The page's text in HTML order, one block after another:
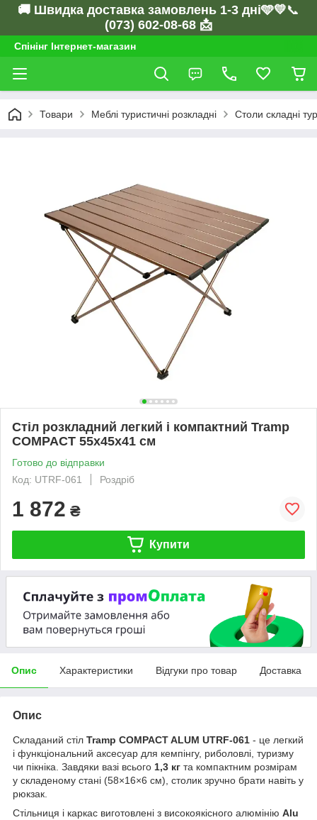
🚚 Швидка доставка замовлень 1-3 дні🩵💛📞
(073) 602-08-68 📩
Спінінг Інтернет-магазин
Товари Меблі туристичні розкладні Столи складні
Стіл розкладний легкий і компактний Tramp
COMPACT 55х45х41 см
Готово до відправки
Код: UTRF-061
Роздріб
1 872 ₴
Купити
Опис Характеристики Відгуки про товар Доставка
Опис
Складаний стіл Tramp COMPACT ALUM UTRF-061 - це легкий
і функціональний аксесуар для кемпінгу, риболовлі, туризму
чи пікніка. Завдяки вазі всього 1,3 кг та компактним розмірам
у складеному стані (58×16×6 см), столик зручно брати навіть у
рюкзак.
Стільниця і каркас виготовлені з високоякісного алюмінію Alu